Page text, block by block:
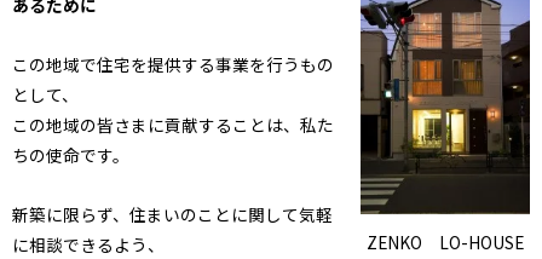
ZENKO LO-HOUSE
あるために
この地域で住宅を提供する事業を行うもの
として、
この地域の皆さまに貢献することは、私た
ちの使命です。
新築に限らず、住まいのことに関して気軽
に相談できるよう、